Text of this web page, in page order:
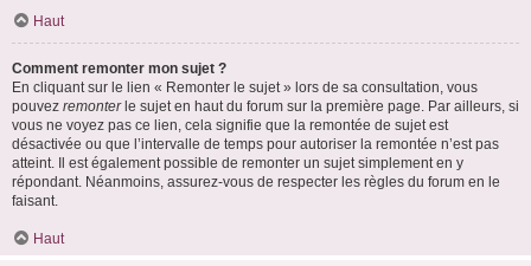
Haut
Comment remonter mon sujet ?
En cliquant sur le lien « Remonter le sujet » lors de sa consultation, vous
pouvez remonterle sujet en haut du forum sur la première page. Par ailleurs, si
vous ne voyez pas ce lien, cela signifie que la remontée de sujet est
désactivée ou que l’intervalle de temps pour autoriser la remontée n’est pas
atteint. Il est également possible de remonter un sujet simplement en y
répondant. Néanmoins, assurez-vous de respecter les règles du forum en le
faisant.
Haut